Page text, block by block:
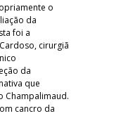
o
da
foi a
cirurgiã
da
que
Champalimaud.
cancro da